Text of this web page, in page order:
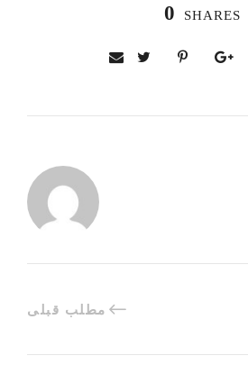
0 SHARES
مطلب قبلی